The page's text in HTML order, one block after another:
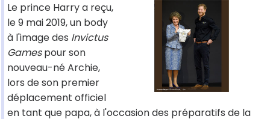
Le prince Harry a reçu,
le 9 mai 2019, un body
à l'image des Invictus
Gamespour son
nouveau-né Archie,
lors de son premier
déplacement officiel
en tant que papa, à l'occasion des préparatifs de la